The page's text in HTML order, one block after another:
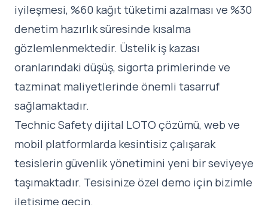
iyileşmesi, %60 kağıt tüketimi azalması ve %30
denetim hazırlık süresinde kısalma
gözlemlenmektedir. Üstelik iş kazası
oranlarındaki düşüş, sigorta primlerinde ve
tazminat maliyetlerinde önemli tasarruf
sağlamaktadır.
Technic Safetydijital LOTO çözümü, web ve
mobil platformlarda kesintisiz çalışarak
tesislerin güvenlik yönetimini yeni bir seviyeye
taşımaktadır. Tesisinize özel demo için bizimle
iletişime geçin.